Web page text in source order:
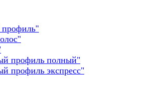
профиль полный"
профиль экспресс"